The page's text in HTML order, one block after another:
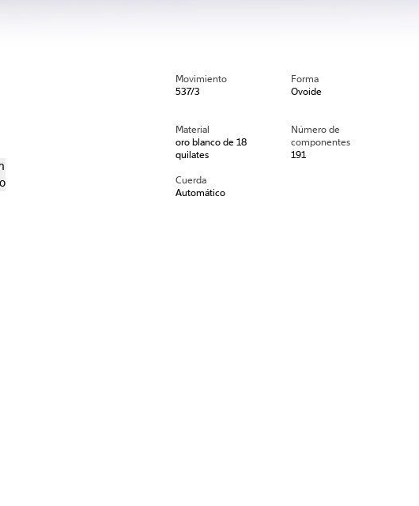
Movimiento
537/3
Forma
Ovoide
Material
oro blanco de 18
quilates
Número de
componentes
191
Cuerda
Automático